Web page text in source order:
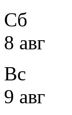
Сб
8 авг
Вс
9 авг